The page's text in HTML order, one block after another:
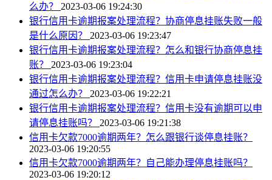
么办？ 2023-03-06 19:24:30
银行信用卡逾期报案处理流程？协商停息挂账失败一般
是什么原因？ 2023-03-06 19:23:47
银行信用卡逾期报案处理流程？怎么和银行协商停息挂
账？ 2023-03-06 19:23:04
银行信用卡逾期报案处理流程？信用卡申请停息挂账没
通过怎么办？ 2023-03-06 19:22:21
银行信用卡逾期报案处理流程？信用卡没有逾期可以申
请停息挂账吗？ 2023-03-06 19:21:38
信用卡欠款7000逾期两年？怎么跟银行谈停息挂账？
2023-03-06 19:20:55
信用卡欠款7000逾期两年？自己能办理停息挂账吗？
2023-03-06 19:20:12